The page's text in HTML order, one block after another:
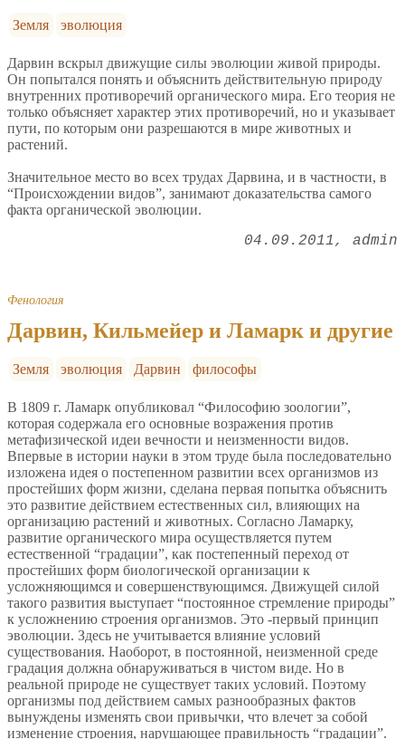
Земля эволюция
Дарвин вскрыл движущие силы эволюции живой природы.
Он попытался понять и объяснить действительную природу
внутренних противоречий органического мира. Его теория не
только объясняет характер этих противоречий, но и указывает
пути, по которым они разрешаются в мире животных и
растений.
Значительное место во всех трудах Дарвина, и в частности, в
“Происхождении видов”, занимают доказательства самого
факта органической эволюции.
04.09.2011 admin
Фенология
Дарвин, Кильмейер и Ламарк и другие
Земля эволюция Дарвин философы
В 1809 г. Ламарк опубликовал “Философию зоологии”,
которая содержала его основные возражения против
метафизической идеи вечности и неизменности видов.
Впервые в истории науки в этом труде была последовательно
изложена идея о постепенном развитии всех организмов из
простейших форм жизни, сделана первая попытка объяснить
это развитие действием естественных сил, влияющих на
организацию растений и животных. Согласно Ламарку,
развитие органического мира осуществляется путем
естественной “градации”, как постепенный переход от
простейших форм биологической организации к
усложняющимся и совершенствующимся. Движущей силой
такого развития выступает “постоянное стремление природы”
к усложнению строения организмов. Это -первый принцип
эволюции. Здесь не учитывается влияние условий
существования. Наоборот, в постоянной, неизменной среде
градация должна обнаруживаться в чистом виде. Но в
реальной природе не существует таких условий. Поэтому
организмы под действием самых разнообразных фактов
вынуждены изменять свои привычки, что влечет за собой
изменение строения, нарушающее правильность “градации”.